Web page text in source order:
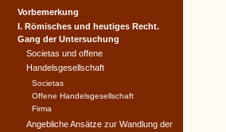
Vorbemerkung
I. Römisches und heutiges Recht.
Gang der Untersuchung
Societas und offene
Handelsgesellschaft
Societas
Offene Handelsgesellschaft
Firma
Angebliche Ansätze zur Wandlung der